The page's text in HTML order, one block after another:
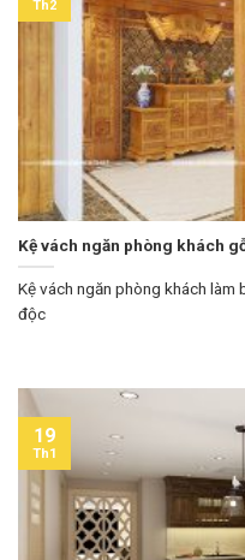
Kệ vách ngăn phòng khách
Kệ vách ngăn phòng khách
độc
Th2
19
Th1